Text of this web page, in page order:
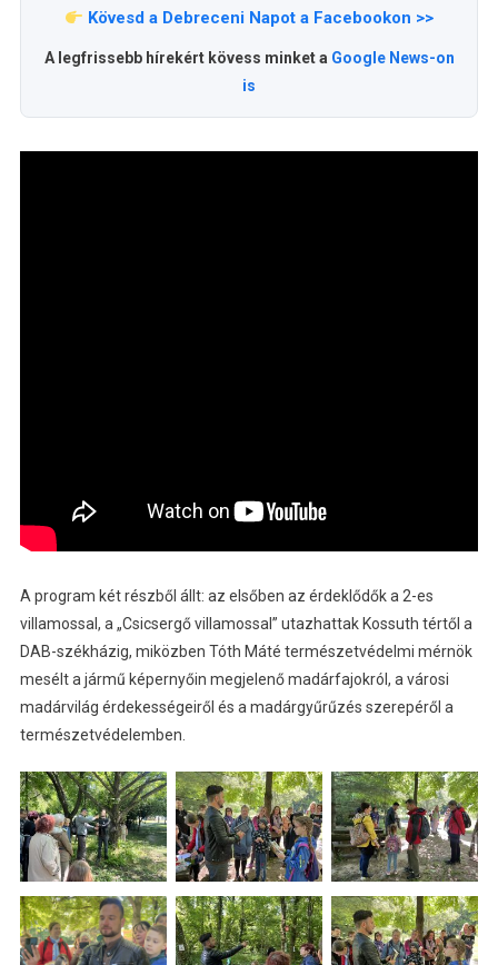
Kövesd a Debreceni Napot a Facebookon >>
A legfrissebb hírekért kövess minket a Google News-on
is
A program két részből állt: az elsőben az érdeklődők a 2-es
villamossal, a „Csicsergő villamossal” utazhattak Kossuth tértől a
DAB-székházig, miközben Tóth Máté természetvédelmi mérnök
mesélt a jármű képernyőin megjelenő madárfajokról, a városi
madárvilág érdekességeiről és a madárgyűrűzés szerepéről a
természetvédelemben.